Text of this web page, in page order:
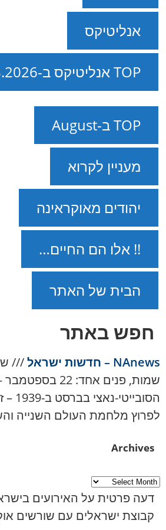
אנליטיקס
TOP אנליטיקס ב-09.08.2026
TOP ב-August
מעניין לקרוא
יהודים מאוקראינה
!! אלו הם החיים…
הבית של האתר
חפש באתר
NAnews – חדשות ישראל ///
שמות, פנים אחד:
לפרוץ מלחמת העולם השנייה
Archives
דעה פרטית על האירועים
קבוצת ישראלים עם שורשים